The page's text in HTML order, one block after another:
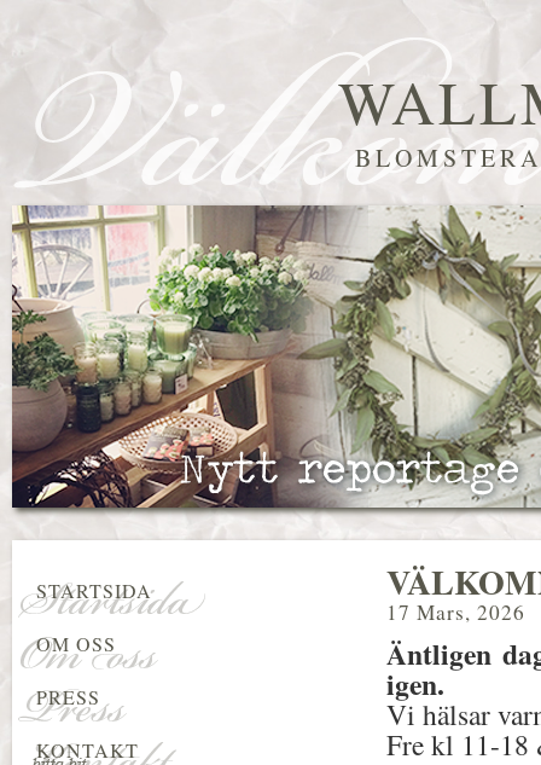
17 Mars, 2026
Äntligen
igen.
Vi hälsar
Fre kl 11-
STARTSIDA
OM OSS
PRESS
KONTAKT